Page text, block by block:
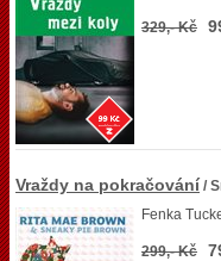
329,- Kč
Vraždy na pokračování /
Fenka
299,- Kč